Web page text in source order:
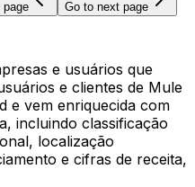
page Go to next page
e usuários que
e clientes de Mule
e vem enriquecida com
incluindo classificação
localização
e cifras de receita,